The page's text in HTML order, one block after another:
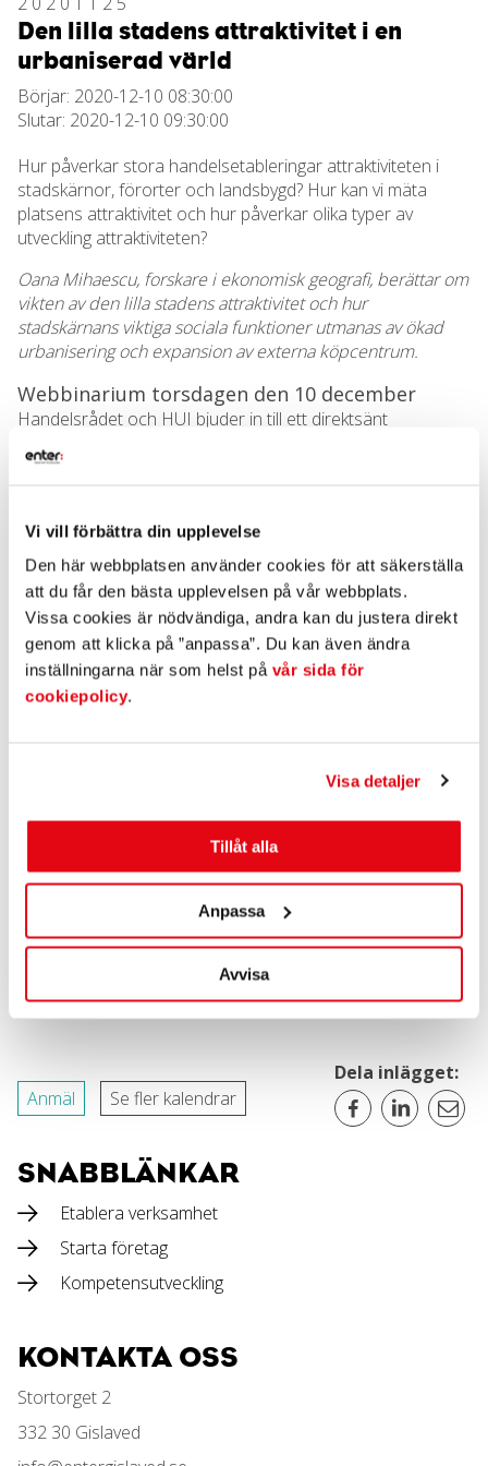
Vi vill förbättra din upplevelse
Den här webbplatsen använder cookies för att säkerställa
att du får den bästa upplevelsen på vår webbplats.
Vissa cookies är nödvändiga, andra kan du justera direkt
genom att klicka på ”anpassa”. Du kan även ändra
inställningarna när som helst på vår sida för
cookiepolicy.
Visa detaljer
Tillåt alla
Anpassa
Avvisa
Den lilla stadens attraktivitet i en
urbaniserad värld
Börjar: 2020-12-10 08:30:00
Slutar: 2020-12-10 09:30:00
Hur påverkar stora handelsetableringar attraktiviteten i
stadskärnor, förorter och landsbygd? Hur kan vi mäta
platsens attraktivitet och hur påverkar olika typer av
utveckling attraktiviteten?
Oana Mihaescu, forskare i ekonomisk geografi, berättar om
vikten av den lilla stadens attraktivitet och hur
stadskärnans viktiga sociala funktioner utmanas av ökad
urbanisering och expansion av externa köpcentrum.
Webbinarium torsdagen den 10 december
Handelsrådet och HUI bjuder in till ett direktsänt
stadens attraktivitet”
kommer att skickas ut två dagar före webbinariet. Det finns
möjlighet att ställa frågor under sändningen. Medverkar på
seminariet gör även Jan Jörnmark som har fotograferat
bilder kopplade till ämnet.
På seminariet diskuteras platsens attraktivitet och
detaljhandelns roll för att skapa attraktiva platser. Under
de senaste åren har Oana studerat regionala effekter av
är forskare vid Handelns
ekonomisk geografi med fokus på ökad urbanisering, den
lilla stadens attraktivitet och dess sociala funktioner.
torsdagen den 10 december.
08.30-09.30, anmälan senast 8 december
Plats:Digitalt via Zoom.
Anmäl Se fler kalendrar
Dela inlägget:
SNABBLÄNKAR
Etablera verksamhet
Starta företag
Kompetensutveckling
KONTAKTA OSS
Stortorget 2
332 30 Gislaved